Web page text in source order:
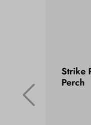
Strike
Perch